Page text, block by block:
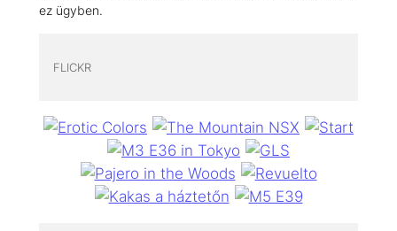
ez ügyben.
FLICKR